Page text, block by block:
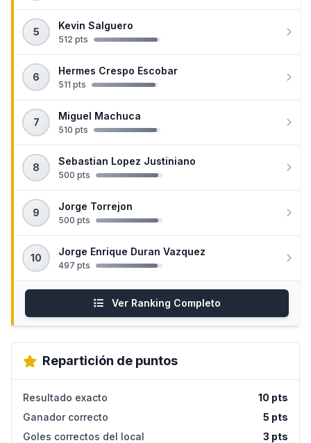
5
Kevin Salguero
512 pts
6
Hermes Crespo Escobar
511 pts
7
Miguel Machuca
510 pts
8
Sebastian Lopez Justiniano
500 pts
9
Jorge Torrejon
500 pts
10
Jorge Enrique Duran Vazquez
497 pts
Ver Ranking Completo
Repartición de puntos
Resultado exacto
10 pts
Ganador correcto
5 pts
Goles correctos del local
3 pts